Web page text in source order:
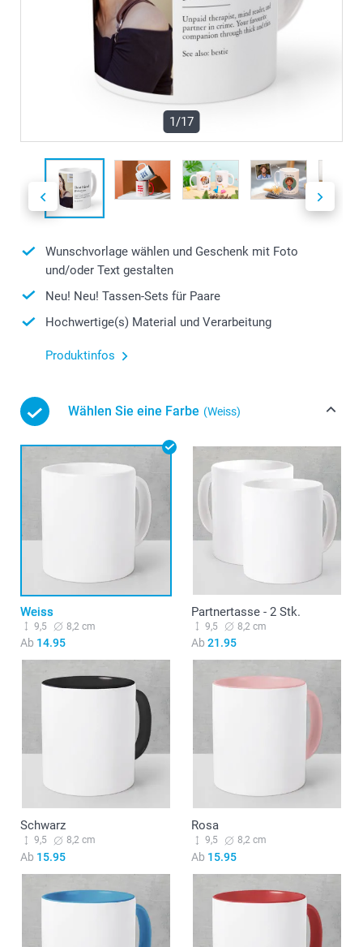
1/17
Wunschvorlage wählen und Geschenk mit Foto
und/oder Text gestalten
Neu! Neu! Tassen-Sets für Paare
Hochwertige(s) Material und Verarbeitung
Produktinfos
Wählen Sie eine Farbe (Weiss)
Weiss
9,5 8,2 cm
Ab 14.95
Partnertasse - 2 Stk.
9,5 8,2 cm
Ab 21.95
Schwarz
9,5 8,2 cm
Ab 15.95
Rosa
9,5 8,2 cm
Ab 15.95